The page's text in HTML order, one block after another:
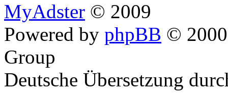
MyAdster © 2009
Powered by phpBB ©
Group
Deutsche Übersetzung